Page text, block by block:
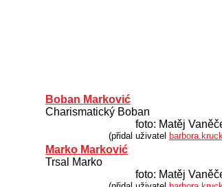
Boban Marković
Charismatický Boban
foto: Matěj
(přidal uživatel
Marko Marković
Trsal Marko
foto: Matěj